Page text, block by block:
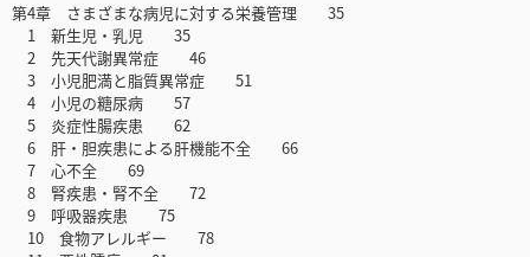
第4章 さまざまな病児に対する栄養管理 35
1 新生児・乳児 35
2 先天代謝異常症 46
3 小児肥満と脂質異常症 51
4 小児の糖尿病 57
5 炎症性腸疾患 62
6 肝・胆疾患による肝機能不全 66
7 心不全 69
8 腎疾患・腎不全 72
9 呼吸器疾患 75
10 食物アレルギー 78